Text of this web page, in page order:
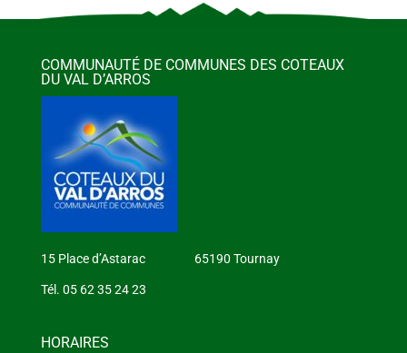
COMMUNAUTÉ DE COMMUNES DES COTEAUX
DU VAL D’ARROS
15 Place d’Astarac 65190 Tournay
Tél. 05 62 35 24 23
HORAIRES